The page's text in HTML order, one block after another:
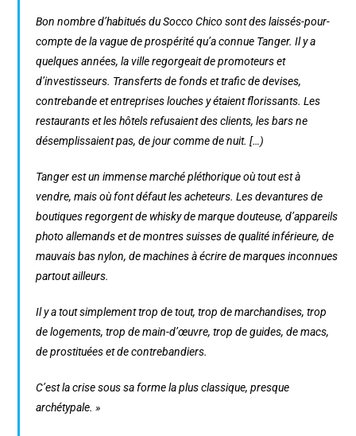
Bon nombre d’habitués du Socco Chico sont des laissés-pour-
compte de la vague de prospérité qu’a connue Tanger. Il y a
quelques années, la ville regorgeait de promoteurs et
d’investisseurs. Transferts de fonds et trafic de devises,
contrebande et entreprises louches y étaient florissants. Les
restaurants et les hôtels refusaient des clients, les bars ne
désemplissaient pas, de jour comme de nuit. […)
Tanger est un immense marché pléthorique où tout est à
vendre, mais où font défaut les acheteurs. Les devantures de
boutiques regorgent de whisky de marque douteuse, d’appareils
photo allemands et de montres suisses de qualité inférieure, de
mauvais bas nylon, de machines à écrire de marques inconnues
partout ailleurs.
Il y a tout simplement trop de tout, trop de marchandises, trop
de logements, trop de main-d’œuvre, trop de guides, de macs,
de prostituées et de contrebandiers.
C’est la crise sous sa forme la plus classique, presque
archétypale. »